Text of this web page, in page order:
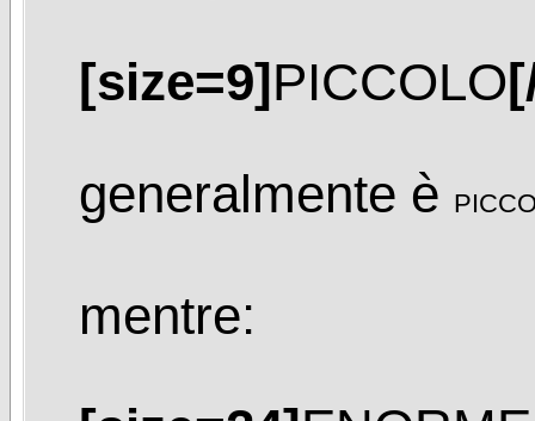
[size=9]PICCOLO
generalmente è
mentre: